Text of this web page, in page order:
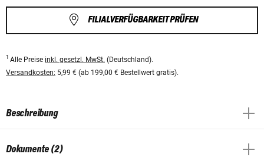
FILIALVERFÜGBARKEIT PRÜFEN
1 Alle Preise inkl. gesetzl. MwSt. (Deutschland).
Versandkosten: 5,99 € (ab 199,00 € Bestellwert gratis).
Beschreibung
Dokumente (2)